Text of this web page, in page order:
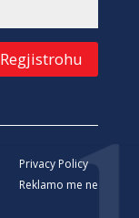
Regjistrohu
Privacy Policy
Reklamo me ne